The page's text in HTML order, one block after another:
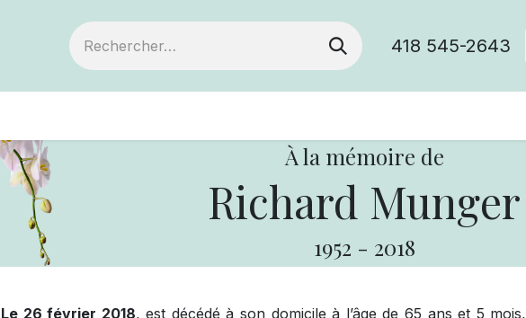
418 545-2643
À la mémoire de
Richard Munger
1952 - 2018
Le 26 février 2018, est décédé à son domicile à l’âge de 65 ans et 5 mois,